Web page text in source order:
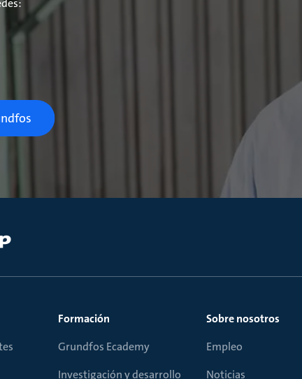
Formación
Grundfos Ecademy
Investigación y desarrollo
Sobre nosotros
Empleo
Noticias